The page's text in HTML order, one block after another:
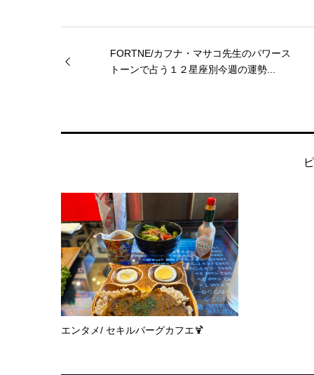
FORTNE/カフナ・マサコ先生のパワース
トーンで占う１２星座別今週の運勢...
エンタメ/ セキルバーグカフエ🍹